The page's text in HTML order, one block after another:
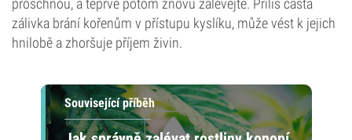
zálivka brání kořenům v přístupu kyslíku, může vést k jejich
hnilobě a zhoršuje příjem živin.
Související příběh